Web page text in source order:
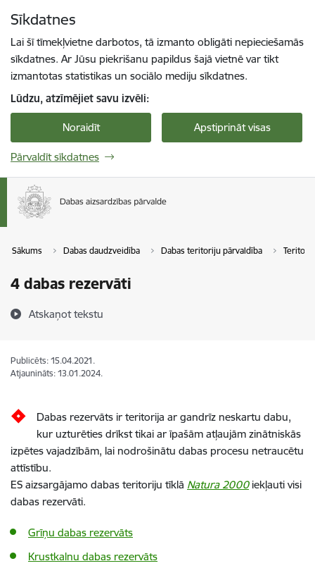
Sīkdatnes
Lai šī tīmekļvietne darbotos, tā izmanto obligāti nepieciešamās
sīkdatnes. Ar Jūsu piekrišanu papildus šajā vietnē var tikt
izmantotas statistikas un sociālo mediju sīkdatnes.
Lūdzu, atzīmējiet savu izvēli:
Noraidīt Apstiprināt visas
Pārvaldīt sīkdatnes
Sākums Dabas daudzveidība Dabas teritoriju pārvaldība
4 dabas rezervāti
Atskaņot tekstu
Publicēts: 15.04.2021.
Atjaunināts: 13.01.2024.
Dabas rezervāts ir teritorija ar gandrīz neskartu dabu,
kur uzturēties drīkst tikai ar īpašām atļaujām zinātniskās
izpētes vajadzībām, lai nodrošinātu dabas procesu netraucētu
attīstību.
ES aizsargājamo dabas teritoriju tīklā Natura 2000iekļauti visi
dabas rezervāti.
Grīņu dabas rezervāts
Krustkalnu dabas rezervāts